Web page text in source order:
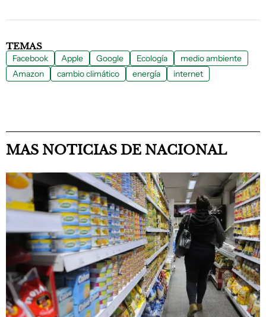
TEMAS
Facebook Apple Google Ecología
medio ambiente
Amazon
cambio climático energía internet
MAS NOTICIAS DE NACIONAL